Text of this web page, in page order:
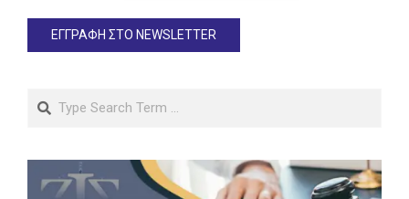
Search